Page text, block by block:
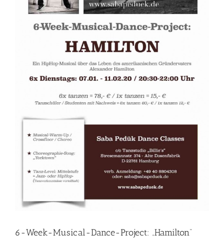
6-Week-Musical-Dance-Project: „Hamilton“